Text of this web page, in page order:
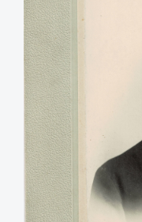
José Alberto Bravo
Retrato de José Alberto
bombero. Fue diputado
de Santiago y Valparaíso.
Bomberos de Santiago,
Agradecimientos: Felipe